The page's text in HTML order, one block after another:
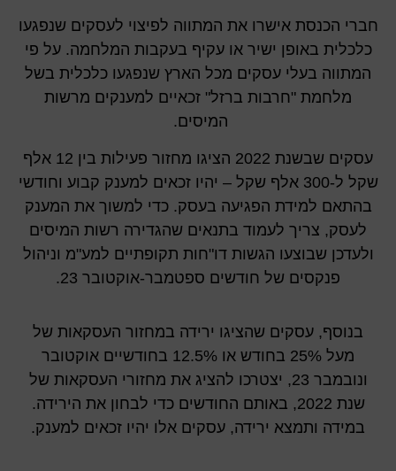
חברי הכנסת אישרו את המתווה לפיצוי לעסקים שנפגעו
כלכלית באופן ישיר או עקיף בעקבות המלחמה. על פי
המתווה בעלי עסקים מכל הארץ שנפגעו כלכלית בשל
מלחמת "חרבות ברזל" זכאיים למענקים מרשות
המיסים.
עסקים שבשנת 2022 הציגו מחזור פעילות בין 12 אלף
שקל ל-300 אלף שקל – יהיו זכאים למענק קבוע וחודשי
בהתאם למידת הפגיעה בעסק. כדי למשוך את המענק
לעסק, צריך לעמוד בתנאים שהגדירה רשות המיסים
ולעדכן שבוצעו הגשות דו"חות תקופתיים למע"מ וניהול
פנקסים של חודשים ספטמבר-אוקטובר 23.
בנוסף, עסקים שהציגו ירידה במחזור העסקאות של
מעל 25% בחודש או 12.5% בחודשיים אוקטובר
ונובמבר 23, יצטרכו להציג את מחזורי העסקאות של
שנת 2022, באותם החודשים כדי לבחון את הירידה.
במידה ותמצא ירידה, עסקים אלו יהיו זכאים למענק.